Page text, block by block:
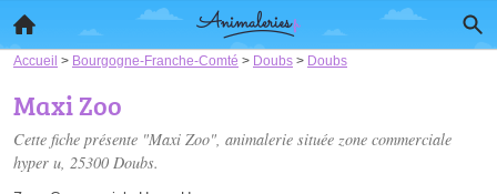
Accueil > Bourgogne-Franche-Comté > Doubs > Doubs
Maxi Zoo
Cette fiche présente "Maxi Zoo", animalerie située zone commerciale
hyper u, 25300 Doubs.